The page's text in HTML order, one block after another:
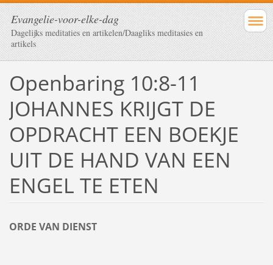
Evangelie-voor-elke-dag
Dagelijks meditaties en artikelen/Daagliks meditasies en
artikels
Openbaring 10:8-11
JOHANNES KRIJGT DE
OPDRACHT EEN BOEKJE
UIT DE HAND VAN EEN
ENGEL TE ETEN
ORDE VAN DIENST